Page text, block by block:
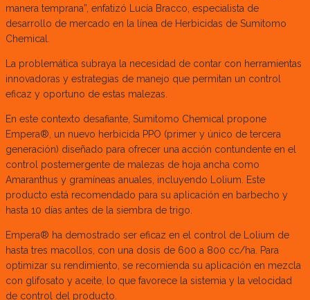
manera temprana”, enfatizó Lucía Bracco, especialista de
desarrollo de mercado en la línea de Herbicidas de Sumitomo
Chemical.
La problemática subraya la necesidad de contar con herramientas
innovadoras y estrategias de manejo que permitan un control
eficaz y oportuno de estas malezas.
En este contexto desafiante, Sumitomo Chemical propone
Empera®, un nuevo herbicida PPO (primer y único de tercera
generación) diseñado para ofrecer una acción contundente en el
control postemergente de malezas de hoja ancha como
Amaranthus y gramíneas anuales, incluyendo Lolium. Este
producto está recomendado para su aplicación en barbecho y
hasta 10 días antes de la siembra de trigo.
Empera® ha demostrado ser eficaz en el control de Lolium de
hasta tres macollos, con una dosis de 600 a 800 cc/ha. Para
optimizar su rendimiento, se recomienda su aplicación en mezcla
con glifosato y aceite, lo que favorece la sistemia y la velocidad
de control del producto.